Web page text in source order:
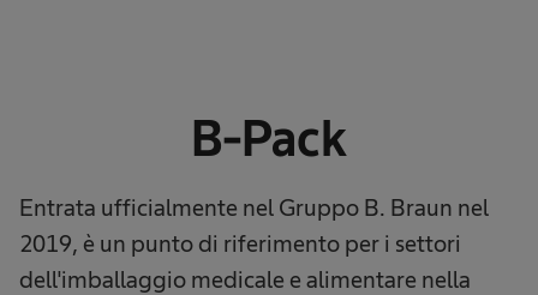
B-Pack
Entrata ufficialmente nel Gruppo B. Braun nel
2019, è un punto di riferimento per i settori
dell'imballaggio medicale e alimentare nella